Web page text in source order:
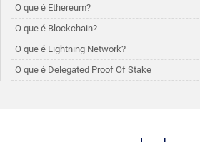
O que é Ethereum?
O que é Blockchain?
O que é Lightning Network?
O que é Delegated Proof Of Stake